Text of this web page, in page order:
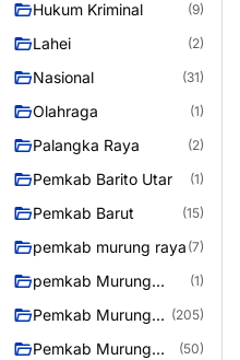
Hukum Kriminal (9)
Lahei (2)
Nasional (31)
Olahraga (1)
Palangka Raya (2)
Pemkab Barito Utar (1)
Pemkab Barut (15)
pemkab murung raya (7)
pemkab Murung
Raya
(1)
Pemkab Murung
raya
(205)
Pemkab Murung
(50)